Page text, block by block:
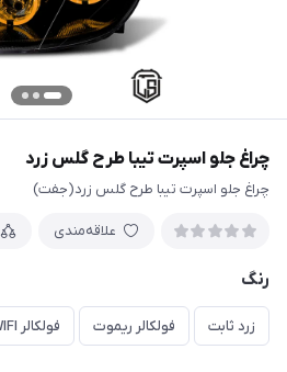
چراغ جلو اسپرت تیبا طرح گلس زرد
چراغ جلو اسپرت تیبا طرح گلس زرد(جفت)
علاقه‌مندی
رنگ
زرد ثابت فولکالر ریموت فولکالر WIFI